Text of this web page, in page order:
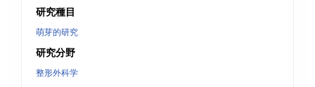
研究種目
萌芽的研究
研究分野
整形外科学